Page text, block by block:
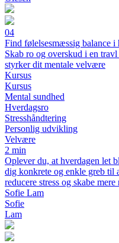
04
Find følelsesmæssig balance
Skab ro og overskud i en
styrker dit mentale velvære
Kursus
Kursus
Mental sundhed
Hverdagsro
Stresshåndtering
Personlig udvikling
Velvære
2 min
Oplever du, at hverdagen let
dig konkrete og enkle greb til
reducere stress og skabe
Sofie Lam
Sofie
Lam